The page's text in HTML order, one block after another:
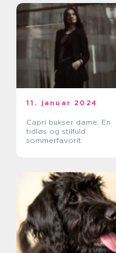
11. januar 2024
Capri bukser dame: En
tidløs og stilfuld
sommerfavorit